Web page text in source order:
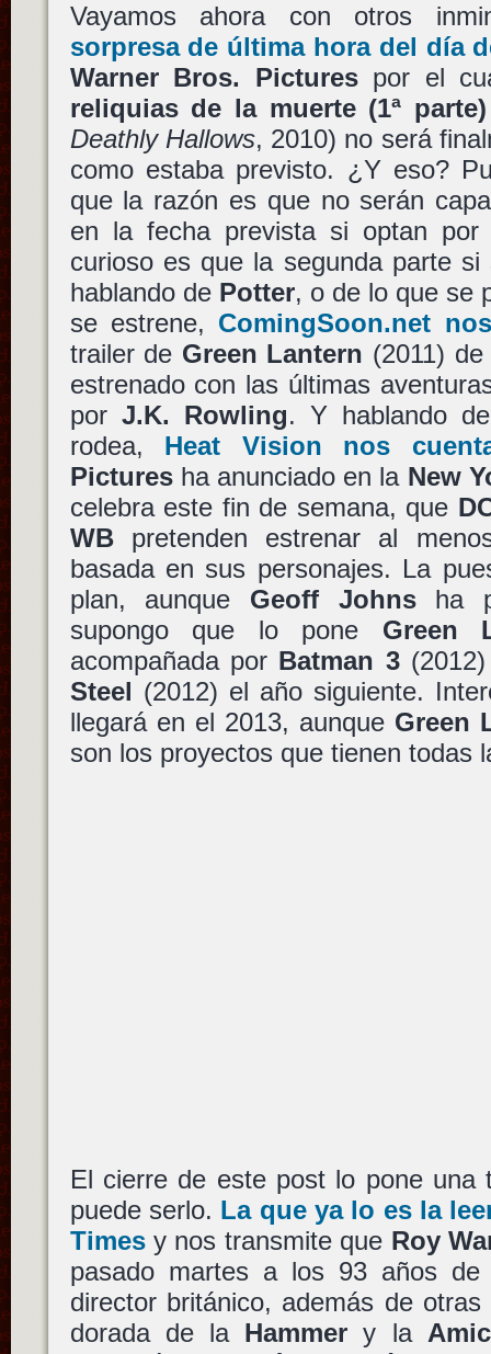
Vayamos ahora con otros
sorpresa de última hora del día
Warner Bros. Picturespor el
reliquias de la muerte (1ª parte)
Deathly Hallows, 2010) no será
como estaba previsto. ¿Y eso?
que la razón es que no serán
en la fecha prevista si optan
curioso es que la segunda parte
hablando de Potter, o de lo que se
se estrene, ComingSoon.net
trailer de Green Lantern (2011)
estrenado con las últimas
por J.K. Rowling. Y hablando
rodea, Heat Vision nos
Picturesha anunciado en la New
celebra este fin de semana, que
WBpretenden estrenar al
basada en sus personajes. La
plan, aunque Geoff Johnsha
supongo que lo pone Green
acompañada por Batman 3
Steel (2012) el año siguiente.
llegará en el 2013, aunque Green
son los proyectos que tienen todas
El cierre de este post lo pone una
puede serlo. La que ya lo es la
Timesy nos transmite que Roy
pasado martes a los 93 años de
director británico, además de
dorada de la Hammer y la